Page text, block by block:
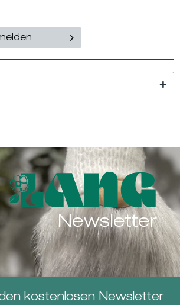
Newsletter
kostenlosen Newsletter